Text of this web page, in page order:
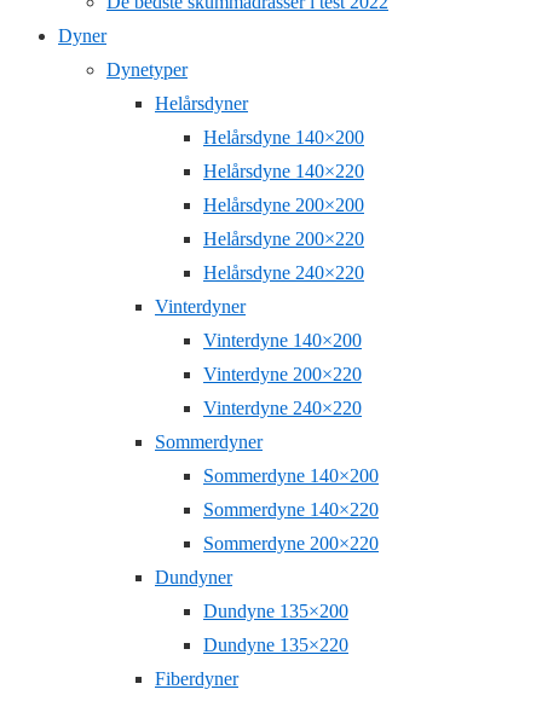
Dyner
Dynetyper
Helårsdyner
Helårsdyne 140×200
Helårsdyne 140×220
Helårsdyne 200×200
Helårsdyne 200×220
Helårsdyne 240×220
Vinterdyner
Vinterdyne 140×200
Vinterdyne 200×220
Vinterdyne 240×220
Sommerdyner
Sommerdyne 140×200
Sommerdyne 140×220
Sommerdyne 200×220
Dundyner
Dundyne 135×200
Dundyne 135×220
Fiberdyner